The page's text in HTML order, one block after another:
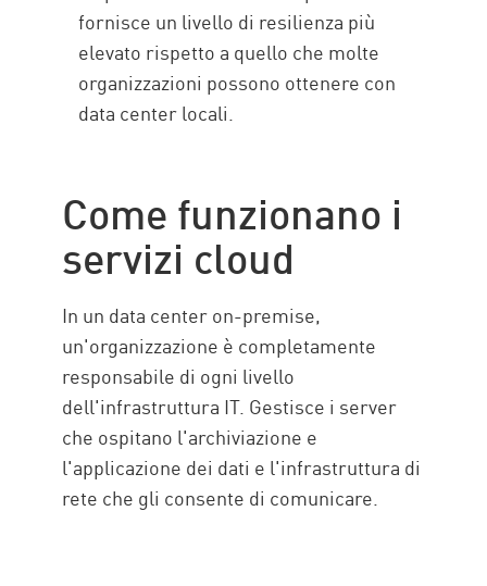
fornisce un livello di resilienza più
elevato rispetto a quello che molte
organizzazioni possono ottenere con
data center locali.
Come funzionano i
servizi cloud
In un data center on-premise,
un'organizzazione è completamente
responsabile di ogni livello
dell'infrastruttura IT. Gestisce i server
che ospitano l'archiviazione e
l'applicazione dei dati e l'infrastruttura di
rete che gli consente di comunicare.